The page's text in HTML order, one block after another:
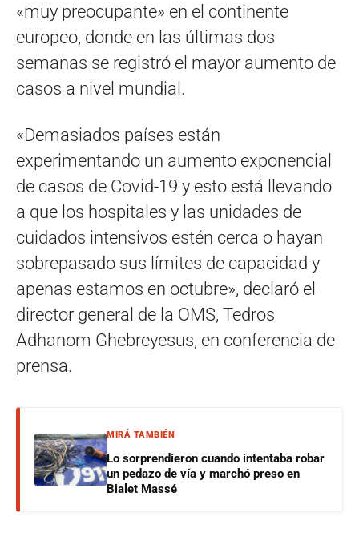
«muy preocupante» en el continente
europeo, donde en las últimas dos
semanas se registró el mayor aumento de
casos a nivel mundial.
«Demasiados países están
experimentando un aumento exponencial
de casos de Covid-19 y esto está llevando
a que los hospitales y las unidades de
cuidados intensivos estén cerca o hayan
sobrepasado sus límites de capacidad y
apenas estamos en octubre», declaró el
director general de la OMS, Tedros
Adhanom Ghebreyesus, en conferencia de
prensa.
MIRÁ TAMBIÉN
Lo sorprendieron cuando intentaba robar
un pedazo de vía y marchó preso en
Bialet Massé